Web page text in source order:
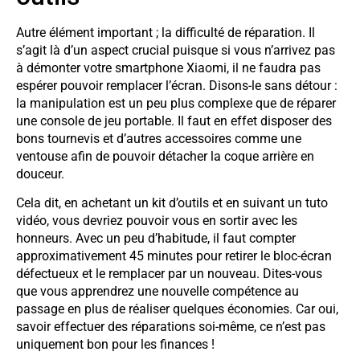
Autre élément important ; la difficulté de réparation. Il
s’agit là d’un aspect crucial puisque si vous n’arrivez pas
à démonter votre smartphone Xiaomi, il ne faudra pas
espérer pouvoir remplacer l’écran. Disons-le sans détour :
la manipulation est un peu plus complexe que de réparer
une console de jeu portable. Il faut en effet disposer des
bons tournevis et d’autres accessoires comme une
ventouse afin de pouvoir détacher la coque arrière en
douceur.
Cela dit, en achetant un kit d’outils et en suivant un tuto
vidéo, vous devriez pouvoir vous en sortir avec les
honneurs. Avec un peu d’habitude, il faut compter
approximativement 45 minutes pour retirer le bloc-écran
défectueux et le remplacer par un nouveau. Dites-vous
que vous apprendrez une nouvelle compétence au
passage en plus de réaliser quelques économies. Car oui,
savoir effectuer des réparations soi-même, ce n’est pas
uniquement bon pour les finances !